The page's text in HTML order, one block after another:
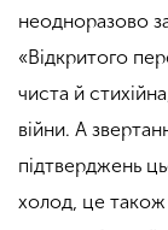
неодноразово
«Відкритого
чиста й
війни. А
підтверджень
холод, це також